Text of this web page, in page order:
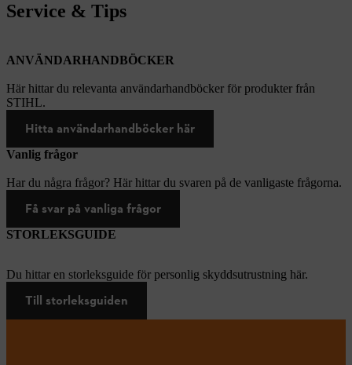
Service & Tips
ANVÄNDARHANDBÖCKER
Här hittar du relevanta användarhandböcker för produkter från
STIHL.
Hitta användarhandböcker här
Vanlig frågor
Har du några frågor? Här hittar du svaren på de vanligaste frågorna.
Få svar på vanliga frågor
STORLEKSGUIDE
Du hittar en storleksguide för personlig skyddsutrustning här.
Till storleksguiden